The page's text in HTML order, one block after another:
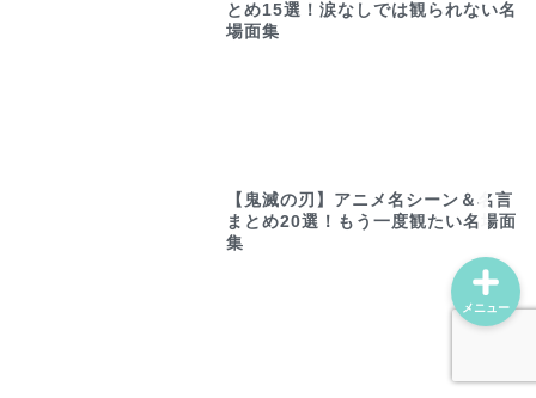
とめ15選！涙なしでは観られない名
場面集
【鬼滅の刃】アニメ名シーン＆名言
まとめ20選！もう一度観たい名場面
集
メニュー
プロフィール